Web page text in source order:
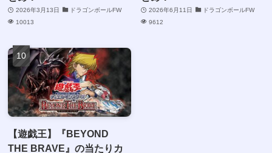
2026年3月13日
ドラゴンボールFW
10013
2026年6月11日
ドラゴンボールFW
9612
【遊戯王】『BEYOND
THE BRAVE』の当たりカ